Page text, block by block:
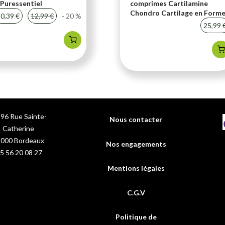
€
12,99 € - 20 %
comprimes Cartilamine
Chondro Cartilage en Forme
25,99
Rue Sainte-
Catherine
Bordeaux
56 20 08 27
Nous contacter
Nos engagements
Mentions légales
C.G.V
Politique de